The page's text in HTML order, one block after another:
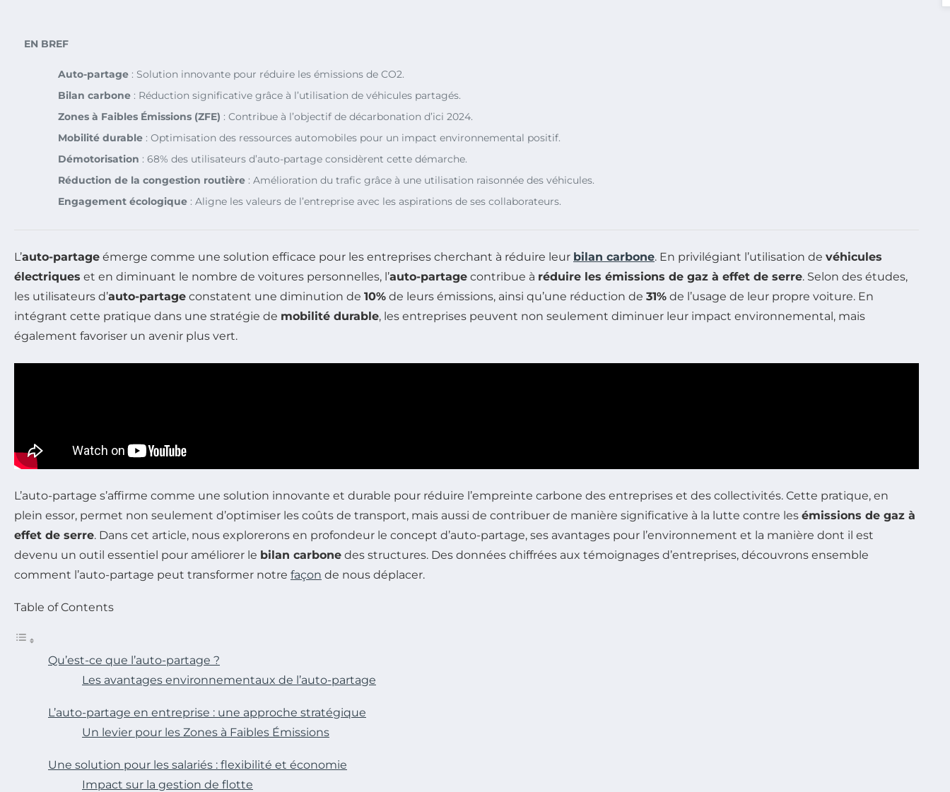
EN BREF
Auto-partage : Solution innovante pour réduire les émissions de CO2.
Bilan carbone : Réduction significative grâce à l’utilisation de véhicules partagés.
Zones à Faibles Émissions (ZFE) : Contribue à l’objectif de décarbonation d’ici 2024.
Mobilité durable : Optimisation des ressources automobiles pour un impact environnemental positif.
Démotorisation : 68% des utilisateurs d’auto-partage considèrent cette démarche.
Réduction de la congestion routière : Amélioration du trafic grâce à une utilisation raisonnée des véhicules.
Engagement écologique : Aligne les valeurs de l’entreprise avec les aspirations de ses collaborateurs.
L’auto-partage émerge comme une solution efficace pour les entreprises cherchant à réduire leur bilan carbone. En privilégiant l’utilisation de véhicules
électriques et en diminuant le nombre de voitures personnelles, l’auto-partage contribue à réduire les émissions de gaz à effet de serre. Selon des études,
les utilisateurs d’auto-partage constatent une diminution de 10% de leurs émissions, ainsi qu’une réduction de 31% de l’usage de leur propre voiture. En
intégrant cette pratique dans une stratégie de mobilité durable, les entreprises peuvent non seulement diminuer leur impact environnemental, mais
également favoriser un avenir plus vert.
L’auto-partage s’affirme comme une solution innovante et durable pour réduire l’empreinte carbone des entreprises et des collectivités. Cette pratique, en
plein essor, permet non seulement d’optimiser les coûts de transport, mais aussi de contribuer de manière significative à la lutte contre les émissions de gaz à
effet de serre. Dans cet article, nous explorerons en profondeur le concept d’auto-partage, ses avantages pour l’environnement et la manière dont il est
devenu un outil essentiel pour améliorer le bilan carbone des structures. Des données chiffrées aux témoignages d’entreprises, découvrons ensemble
comment l’auto-partage peut transformer notre façon de nous déplacer.
Table of Contents
Qu’est-ce que l’auto-partage ?
Les avantages environnementaux de l’auto-partage
L’auto-partage en entreprise : une approche stratégique
Un levier pour les Zones à Faibles Émissions
Une solution pour les salariés : flexibilité et économie
Impact sur la gestion de flotte